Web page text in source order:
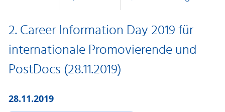
2. Career Information Day 2019 für
internationale Promovierende und
PostDocs (28.11.2019)
28.11.2019